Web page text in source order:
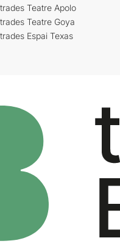
Teatre Apolo
Teatre Goya
Espai Texas